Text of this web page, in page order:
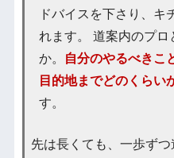
ドバイスを下さり、キ
れます。 道案内のプロ
か。
自分のやるべきこ
目的地までどのくらい
す。
先は長くても、一歩ず